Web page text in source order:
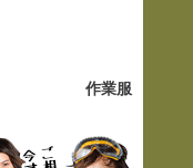
作業服